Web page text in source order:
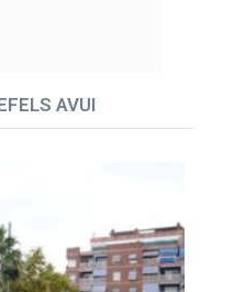
AVUI